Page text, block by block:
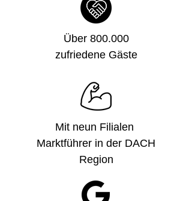
Über 800.000
zufriedene Gäste
Mit neun Filialen
Marktführer in der DACH
Region